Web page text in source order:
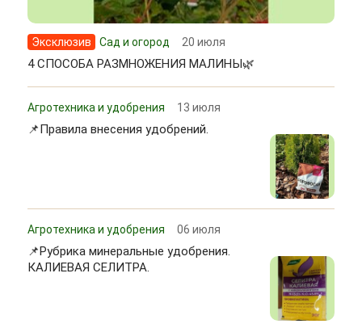
Эксклюзив Сад и огород 20 июля
4 СПОСОБА РАЗМНОЖЕНИЯ МАЛИНЫ🌿
Агротехника и удобрения 13 июля
📌Правила внесения удобрений.
Агротехника и удобрения 06 июля
📌Рубрика минеральные удобрения.
КАЛИЕВАЯ СЕЛИТРА.